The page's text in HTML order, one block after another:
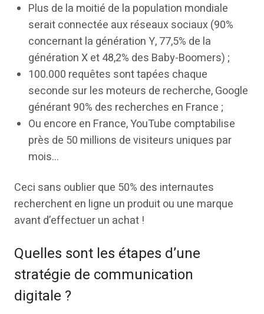
Plus de la moitié de la population mondiale
serait connectée aux réseaux sociaux (90%
concernant la génération Y, 77,5% de la
génération X et 48,2% des Baby-Boomers) ;
100.000 requêtes sont tapées chaque
seconde sur les moteurs de recherche, Google
générant 90% des recherches en France ;
Ou encore en France, YouTube comptabilise
près de 50 millions de visiteurs uniques par
mois…
Ceci sans oublier que 50% des internautes
recherchent en ligne un produit ou une marque
avant d’effectuer un achat !
Quelles sont les étapes d’une
stratégie de communication
digitale ?